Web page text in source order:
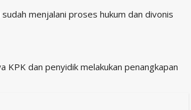
menjalani proses hukum dan divonis
KPK dan penyidik melakukan penangkapan